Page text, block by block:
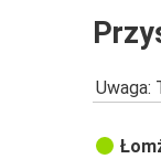
Uwaga: